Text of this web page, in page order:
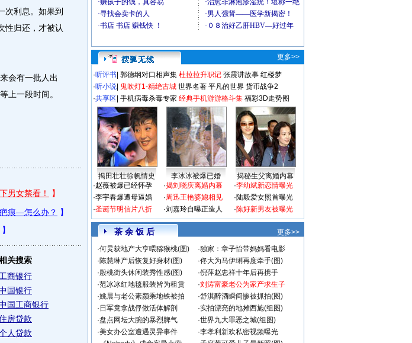
次利息。如果到
性归还，才被认
会有一批人出
上一段时间。
关搜索
工商银行
国银行
国工商银行
房贷款
人贷款
更多>>
·听评书 郭德纲对口相声集 杜拉拉升职记 张震讲故事 红楼梦
·听小说 鬼吹灯1-精绝古城 世界名著 平凡的世界 货币战争2
·共享区 手机病毒杀毒专家 经典手机游游格斗集 福彩3D走势图
揭田壮壮徐帆情史 李冰冰被爆已婚
揭秘生父离婚内幕
·赵薇被爆已经怀孕
·李宇春爆遭母逼婚
·圣诞节明信片八折
·揭刘晓庆离婚内幕
·周迅王艳婆媳相见
·刘嘉玲自曝正造人
·李幼斌新恋情曝光
·陆毅爱女照首曝光
·陈好新男友被曝光
茶 余 饭 后
更多>>
·何炅获地产大亨喂猕猴桃(图) ·独家：章子怡带妈妈看电影
·陈慧琳产后恢复好身材(图) ·佟大为马伊琍再度牵手(图)
·殷桃街头休闲装秀性感(图) ·倪萍赵忠祥十年后再携手
·范冰冰红地毯服装皆为租赁 ·刘涛富豪老公为家产求生子
·姚晨与老公素颜乘地铁被拍 ·舒淇醉酒瞬间惨被抓拍(图)
· 日军竟拿战俘做活体解剖 ·实拍漂亮的地摊西施(组图)
·盘点网坛大腕的暴烈脾气 ·世界九大罪恶之城(组图)
·美女办公室遭遇灵异事件 ·李孝利新欢私密视频曝光